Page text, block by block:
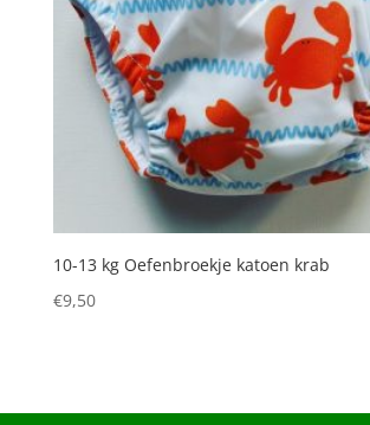
10-13 kg Oefenbroekje katoen krab
€9,50